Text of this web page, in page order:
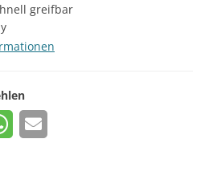
greifbar